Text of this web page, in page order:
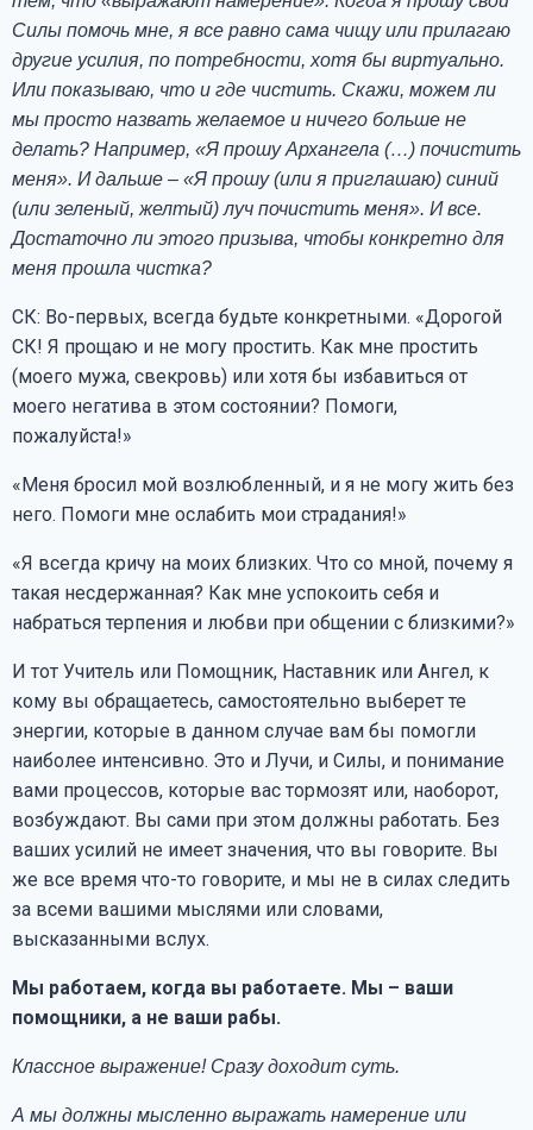
Силы помочь мне, я все равно сама чищу или прилагаю
другие усилия, по потребности, хотя бы виртуально.
Или показываю, что и где чистить. Скажи, можем ли
мы просто назвать желаемое и ничего больше не
делать? Например, «Я прошу Архангела (…) почистить
меня». И дальше – «Я прошу (или я приглашаю) синий
(или зеленый, желтый) луч почистить меня». И все.
Достаточно ли этого призыва, чтобы конкретно для
меня прошла чистка?
СК: Во-первых, всегда будьте конкретными. «Дорогой
СК! Я прощаю и не могу простить. Как мне простить
(моего мужа, свекровь) или хотя бы избавиться от
моего негатива в этом состоянии? Помоги,
пожалуйста!»
«Меня бросил мой возлюбленный, и я не могу жить без
него. Помоги мне ослабить мои страдания!»
«Я всегда кричу на моих близких. Что со мной, почему я
такая несдержанная? Как мне успокоить себя и
набраться терпения и любви при общении с близкими?»
И тот Учитель или Помощник, Наставник или Ангел, к
кому вы обращаетесь, самостоятельно выберет те
энергии, которые в данном случае вам бы помогли
наиболее интенсивно. Это и Лучи, и Силы, и понимание
вами процессов, которые вас тормозят или, наоборот,
возбуждают. Вы сами при этом должны работать. Без
ваших усилий не имеет значения, что вы говорите. Вы
же все время что-то говорите, и мы не в силах следить
за всеми вашими мыслями или словами,
высказанными вслух.
Мы работаем, когда вы работаете. Мы – ваши
помощники, а не ваши рабы.
Классное выражение! Сразу доходит суть.
А мы должны мысленно выражать намерение или